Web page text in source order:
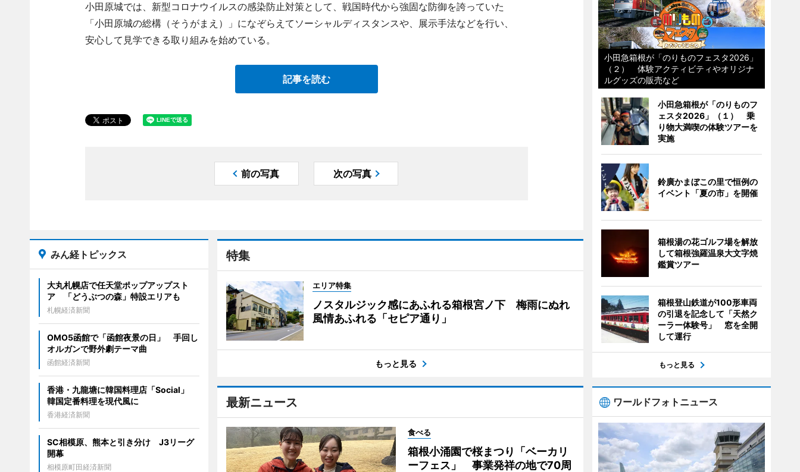
小田原城では、新型コロナウイルスの感染防止対策として、戦国時代から強固な防御を誇っていた
「小田原城の総構（そうがまえ）」になぞらえてソーシャルディスタンスや、展示手法などを行い、
安心して見学できる取り組みを始めている。
記事を読む
前の写真 次の写真
特集
エリア特集
ノスタルジック感にあふれる箱根宮ノ下 梅雨にぬれ
風情あふれる「セピア通り」
もっと見る
最新ニュース
食べる
箱根小涌園で桜まつり「ベーカリ
ーフェス」 事業発祥の地で70周
みん経トピックス
大丸札幌店で任天堂ポップアップスト
ア 「どうぶつの森」特設エリアも
札幌経済新聞
OMO5函館で「函館夜景の日」 手回し
オルガンで野外劇テーマ曲
函館経済新聞
香港・九龍塘に韓国料理店「Social」
韓国定番料理を現代風に
香港経済新聞
SC相模原、熊本と引き分け J3リーグ
開幕
相模原町田経済新聞
小田急箱根が「のりものフェスタ2026」
（２） 体験アクティビティやオリジナ
ルグッズの販売など
小田急箱根が「のりものフ
ェスタ2026」（１） 乗
り物大満喫の体験ツアーを
実施
鈴廣かまぼこの里で恒例の
イベント「夏の市」を開催
箱根湯の花ゴルフ場を解放
して箱根強羅温泉大文字焼
鑑賞ツアー
箱根登山鉄道が100形車両
の引退を記念して「天然ク
ーラー体験号」 窓を全開
して運行
もっと見る
ワールドフォトニュース